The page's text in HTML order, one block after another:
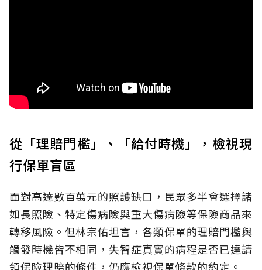
從「理賠門檻」、「給付時機」，檢視現
行保單盲區
面對高達數百萬元的照護缺口，民眾多半會選擇諸
如長照險、特定傷病險與重大傷病險等保險商品來
轉移風險。但林宗佑坦言，各類保單的理賠門檻與
觸發時機皆不相同，失智症真實的病程是否已達請
領保險理賠的條件，仍應檢視保單條款的約定。